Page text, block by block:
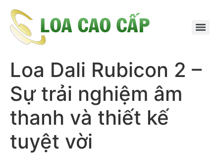
Loa Dali Rubicon 2 –
Sự trải nghiệm âm
thanh và thiết kế
tuyệt vời